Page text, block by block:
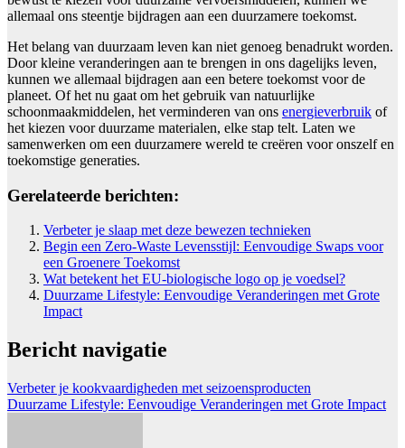
allemaal ons steentje bijdragen aan een duurzamere toekomst.
Het belang van duurzaam leven kan niet genoeg benadrukt worden.
Door kleine veranderingen aan te brengen in ons dagelijks leven,
kunnen we allemaal bijdragen aan een betere toekomst voor de
planeet. Of het nu gaat om het gebruik van natuurlijke
schoonmaakmiddelen, het verminderen van ons energieverbruik of
het kiezen voor duurzame materialen, elke stap telt. Laten we
samenwerken om een duurzamere wereld te creëren voor onszelf en
toekomstige generaties.
Gerelateerde berichten:
Verbeter je slaap met deze bewezen technieken
Begin een Zero-Waste Levensstijl: Eenvoudige Swaps voor
een Groenere Toekomst
Wat betekent het EU-biologische logo op je voedsel?
Duurzame Lifestyle: Eenvoudige Veranderingen met Grote
Impact
Bericht navigatie
Verbeter je kookvaardigheden met seizoensproducten
Duurzame Lifestyle: Eenvoudige Veranderingen met Grote Impact